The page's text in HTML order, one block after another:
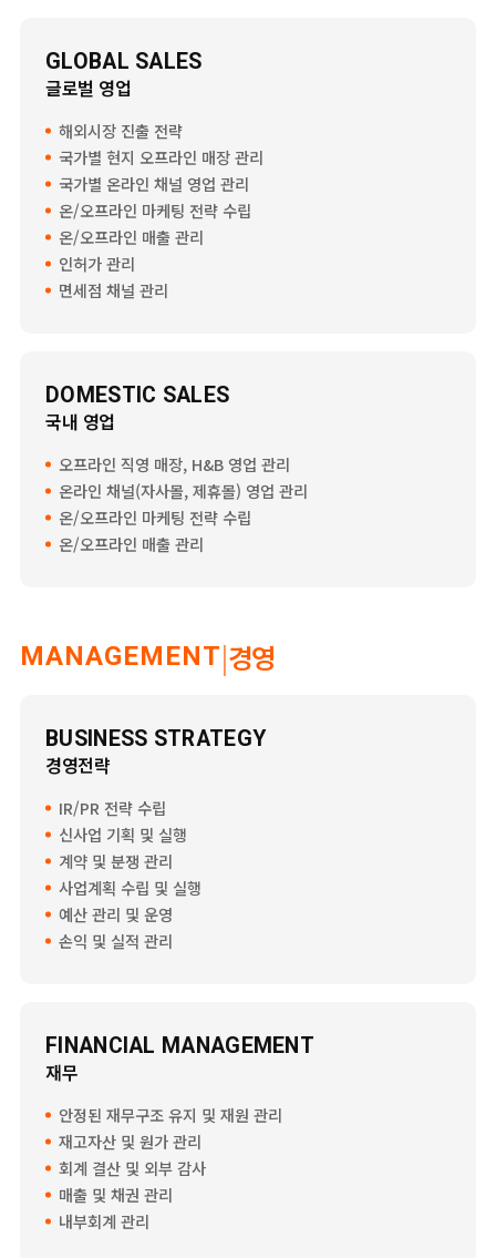
GLOBAL SALES
글로벌 영업
해외시장 진출 전략
국가별 현지 오프라인 매장 관리
국가별 온라인 채널 영업 관리
온/오프라인 마케팅 전략 수립
온/오프라인 매출 관리
인허가 관리
면세점 채널 관리
DOMESTIC SALES
국내 영업
오프라인 직영 매장, H&B 영업 관리
온라인 채널(자사몰, 제휴몰) 영업 관리
온/오프라인 마케팅 전략 수립
온/오프라인 매출 관리
MANAGEMENT|경영
BUSINESS STRATEGY
경영전략
IR/PR 전략 수립
신사업 기획 및 실행
계약 및 분쟁 관리
사업계획 수립 및 실행
예산 관리 및 운영
손익 및 실적 관리
FINANCIAL MANAGEMENT
재무
안정된 재무구조 유지 및 재원 관리
재고자산 및 원가 관리
회계 결산 및 외부 감사
매출 및 채권 관리
내부회계 관리